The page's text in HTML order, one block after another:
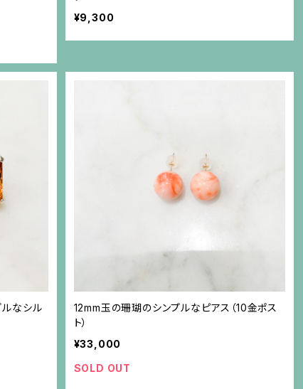
¥9,300
ルなシル
12mm玉の珊瑚のシンプルなピアス（10金ポス
ト）
¥33,000
SOLD OUT